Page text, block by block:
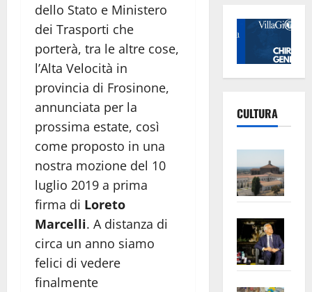
dello Stato e Ministero
dei Trasporti che
porterà, tra le altre cose,
l’Alta Velocità in
provincia di Frosinone,
annunciata per la
prossima estate, così
come proposto in una
nostra mozione del 10
luglio 2019 a prima
firma di Loreto
Marcelli. A distanza di
circa un anno siamo
felici di vedere
finalmente
CULTURA
apre